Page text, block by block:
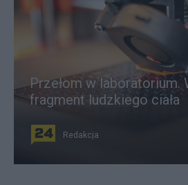
Przełom w laboratorium.
fragment ludzkiego ciała
Redakcja